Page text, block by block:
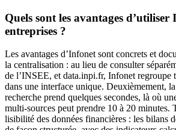
Quels sont les avantages
entreprises ?
Les avantages d’Infonet sont concrets et
la centralisation : au lieu de consulter
de l’INSEE, et data.inpi.fr, Infonet regroupe
dans une interface unique. Deuxièmement,
recherche prend quelques secondes, là où
multi-sources peut prendre 10 à 20 minutes.
lisibilité des données financières : les bilans